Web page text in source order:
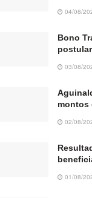
04/08/
Bono
03/08/
montos
02/08/
01/08/